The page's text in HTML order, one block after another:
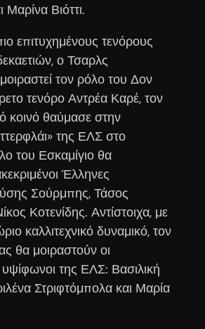
Μαρίνα Βιόττι.
επιτυχημένους τενόρους
ο Τσαρλς
τον ρόλο του Δον
τενόρο Αντρέα Καρέ, τον
κοινό θαύμασε στην
της ΕΛΣ στο
του Εσκαμίγιο θα
Έλληνες
Σούρμπης, Τάσος
Κοτενίδης. Αντίστοιχα, με
καλλιτεχνικό δυναμικό, τον
θα μοιραστούν οι
της ΕΛΣ: Βασιλική
Στριφτόμπολα και Μαρία